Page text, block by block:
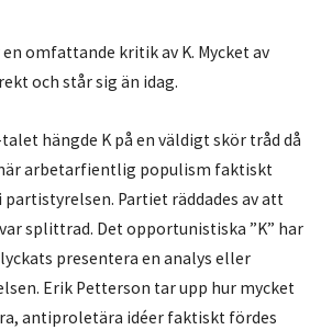
omfattande kritik av K. Mycket av
och står sig än idag.
hängde K på en väldigt skör tråd då
arbetarfientlig populism faktiskt
Partiet räddades av att
splittrad. Det opportunistiska ”K” har
presentera en analys eller
Erik Petterson tar upp hur mycket
antiproletära idéer faktiskt fördes